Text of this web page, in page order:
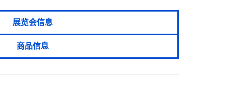
展览会信息
商品信息